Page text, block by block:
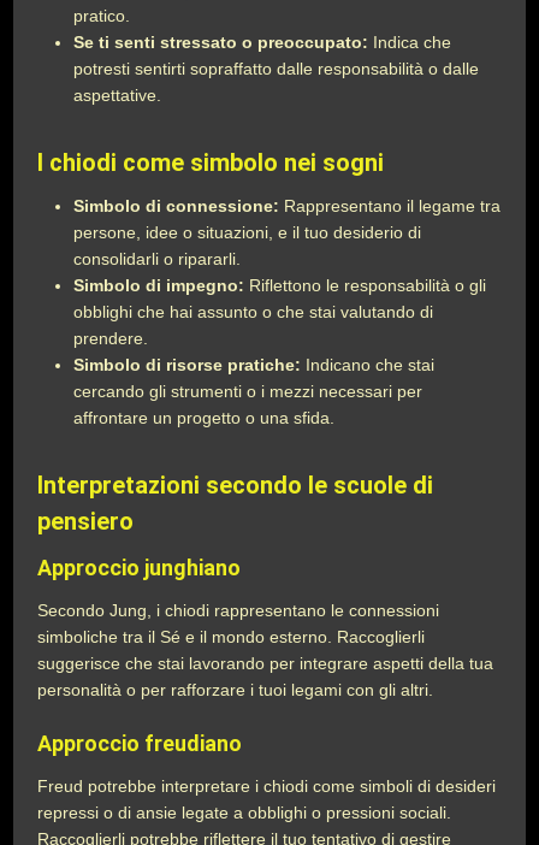
pratico.
Se ti senti stressato o preoccupato: Indica che
potresti sentirti sopraffatto dalle responsabilità o dalle
aspettative.
I chiodi come simbolo nei sogni
Simbolo di connessione: Rappresentano il legame tra
persone, idee o situazioni, e il tuo desiderio di
consolidarli o ripararli.
Simbolo di impegno: Riflettono le responsabilità o gli
obblighi che hai assunto o che stai valutando di
prendere.
Simbolo di risorse pratiche: Indicano che stai
cercando gli strumenti o i mezzi necessari per
affrontare un progetto o una sfida.
Interpretazioni secondo le scuole di
pensiero
Approccio junghiano
Secondo Jung, i chiodi rappresentano le connessioni
simboliche tra il Sé e il mondo esterno. Raccoglierli
suggerisce che stai lavorando per integrare aspetti della tua
personalità o per rafforzare i tuoi legami con gli altri.
Approccio freudiano
Freud potrebbe interpretare i chiodi come simboli di desideri
repressi o di ansie legate a obblighi o pressioni sociali.
Raccoglierli potrebbe riflettere il tuo tentativo di gestire